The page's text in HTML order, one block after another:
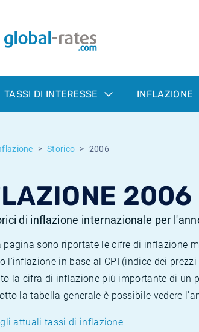
TASSI DI INTERESSE INFLAZIONE
Storico 2006
2006
di inflazione internazionale per
pagina sono riportate le cifre di inflazione
l'inflazione in base al CPI (indice dei
la cifra di inflazione più importante di un
la tabella generale è possibile vedere
attuali tassi di inflazione